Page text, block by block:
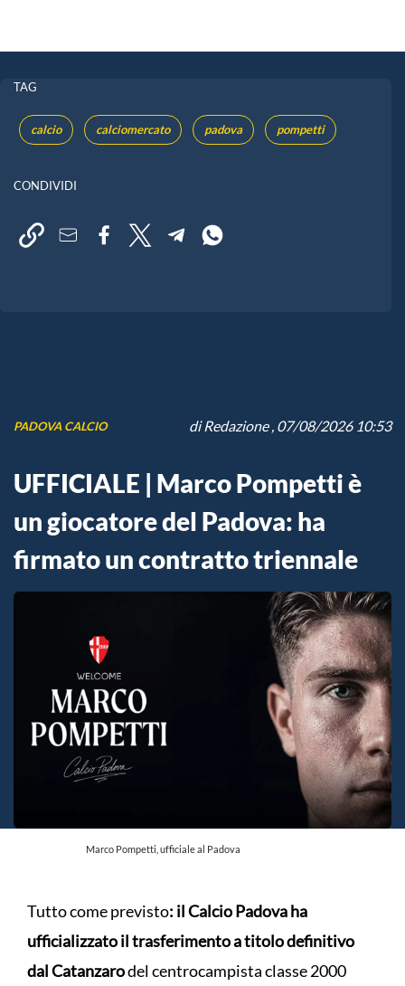
TAG
calcio calciomercato padova pompetti
CONDIVIDI
PADOVA CALCIO diRedazione, 07/08/2026 10:53
UFFICIALE | Marco Pompetti è
un giocatore del Padova: ha
firmato un contratto triennale
Marco Pompetti, ufficiale al Padova
Tutto come previsto: il Calcio Padova ha
ufficializzato il trasferimento a titolo definitivo
dal Catanzarodel centrocampista classe 2000